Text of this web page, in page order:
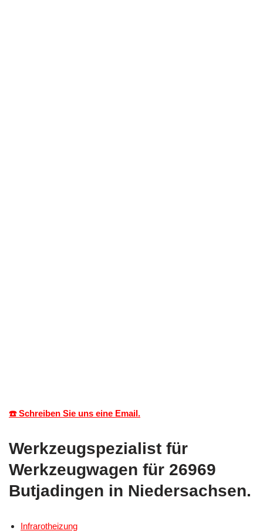
☎️ Schreiben Sie uns eine Email.
Werkzeugspezialist für
Werkzeugwagen für 26969
Butjadingen in Niedersachsen.
Infrarotheizung